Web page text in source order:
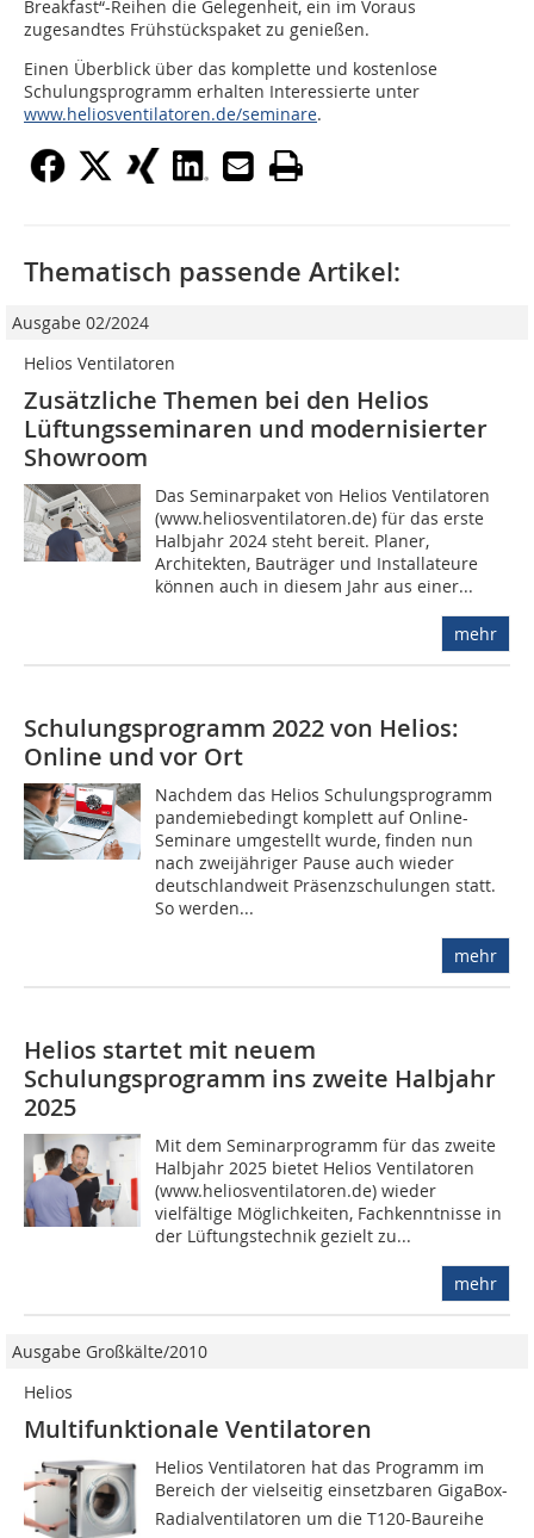
Breakfast“-Reihen die Gelegenheit, ein im Voraus
zugesandtes Frühstückspaket zu genießen.
Einen Überblick über das komplette und kostenlose
Schulungsprogramm erhalten Interessierte unter
www.heliosventilatoren.de/seminare.
Thematisch passende Artikel:
Ausgabe 02/2024
Helios Ventilatoren
Zusätzliche Themen bei den Helios
Lüftungs­seminaren und moder­nisierter
Showroom
Das Seminarpaket von Helios Ventilatoren
(www.heliosventilatoren.de) für das erste
Halbjahr 2024 steht bereit. Planer,
Architekten, Bauträger und Installateure
können auch in diesem Jahr aus einer...
mehr
Schulungsprogramm 2022 von Helios:
Online und vor Ort
Nachdem das Helios Schulungsprogramm
pandemiebedingt komplett auf Online-
Seminare umgestellt wurde, finden nun
nach zweijähriger Pause auch wieder
deutschlandweit Präsenzschulungen statt.
So werden...
mehr
Helios startet mit neuem
Schulungsprogramm ins zweite Halbjahr
2025
Mit dem Seminarprogramm für das zweite
Halbjahr 2025 bietet Helios Ventilatoren
(www.heliosventilatoren.de) wieder
vielfältige Möglichkeiten, Fachkenntnisse in
der Lüftungstechnik gezielt zu...
mehr
Ausgabe Großkälte/2010
Helios
Multifunktionale Ventilatoren
Helios Ventilatoren hat das Programm im
Bereich der vielseitig einsetzbaren GigaBox-
Radialventilatoren um die T120-Baureihe